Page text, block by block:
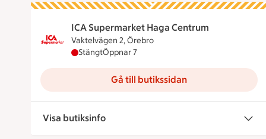
ICA Supermarket Haga Centrum
Vaktelvägen 2, Örebro
ICA Supermarket Haga Centrum har stängt,
StängtÖppnar 7
Gå till butikssidan
Visa butiksinfo